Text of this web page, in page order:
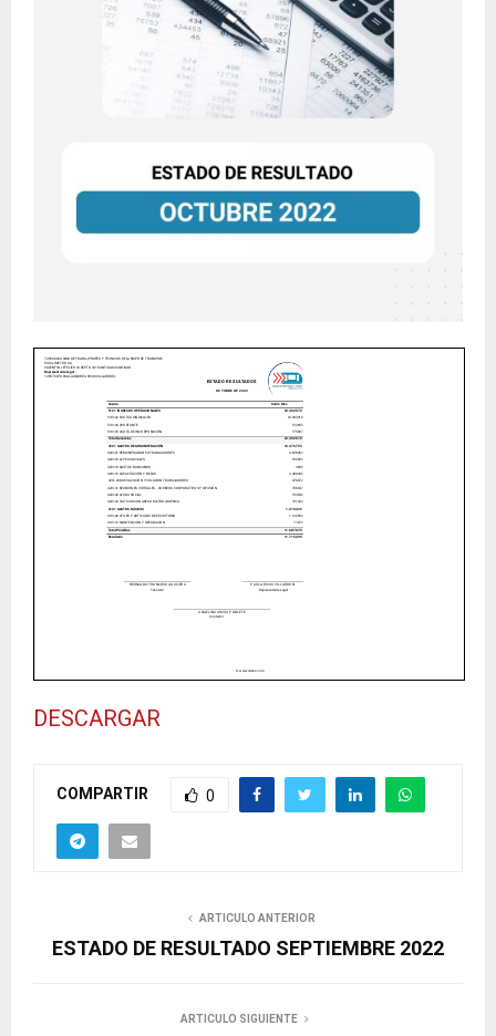
DESCARGAR
COMPARTIR 0
ARTICULO ANTERIOR
ESTADO DE RESULTADO SEPTIEMBRE 2022
ARTICULO SIGUIENTE